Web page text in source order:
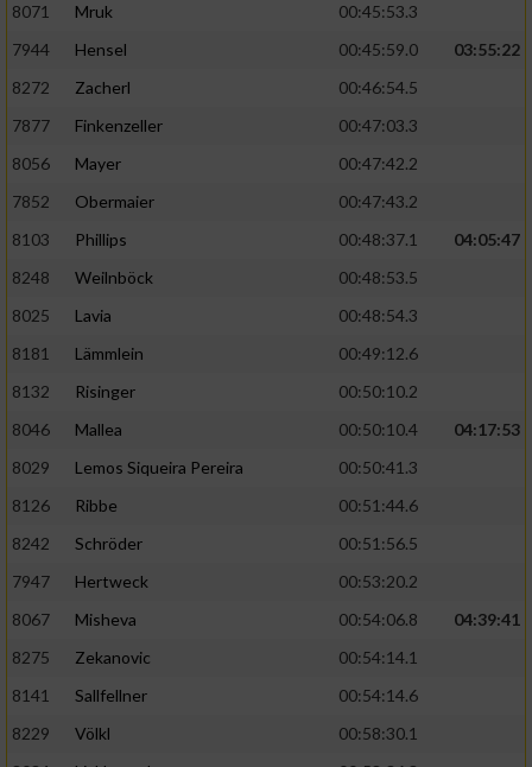
8071
Mruk
00:45:53.3
7944
Hensel 00:45:59.0
03:55:22
8272
Zacherl
00:46:54.5
7877
Finkenzeller
00:47:03.3
8056
Mayer
00:47:42.2
7852
Obermaier
00:47:43.2
8103
Phillips 00:48:37.1
04:05:47
8248
Weilnböck
00:48:53.5
8025
Lavia
00:48:54.3
8181
Lämmlein
00:49:12.6
8132
Risinger
00:50:10.2
8046
Mallea 00:50:10.4
04:17:53
8029
Lemos Siqueira Pereira
00:50:41.3
8126
Ribbe
00:51:44.6
8242
Schröder
00:51:56.5
7947
Hertweck
00:53:20.2
8067
Misheva 00:54:06.8
04:39:41
8275
Zekanovic
00:54:14.1
8141
Sallfellner
00:54:14.6
8229
Völkl
00:58:30.1